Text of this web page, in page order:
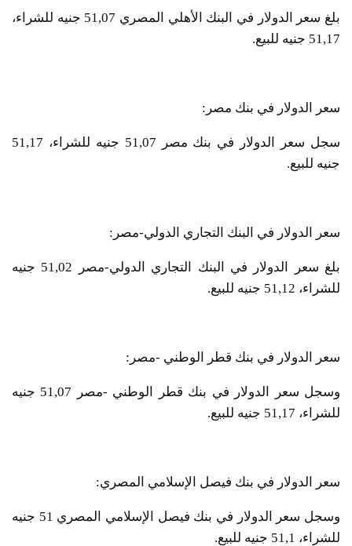
بلغ سعر الدولار في البنك الأهلي المصري 51,07 جنيه للشراء،
51,17 جنيه للبيع.
سعر الدولار في بنك مصر:
سجل سعر الدولار في بنك مصر 51,07 جنيه للشراء، 51,17
جنيه للبيع.
سعر الدولار في البنك التجاري الدولي-مصر:
بلغ سعر الدولار في البنك التجاري الدولي-مصر 51,02 جنيه
للشراء، 51,12 جنيه للبيع.
سعر الدولار في بنك قطر الوطني -مصر:
وسجل سعر الدولار في بنك قطر الوطني -مصر 51,07 جنيه
للشراء، 51,17 جنيه للبيع.
سعر الدولار في بنك فيصل الإسلامي المصري:
وسجل سعر الدولار في بنك فيصل الإسلامي المصري 51 جنيه
للشراء، 51,1 جنيه للبيع.